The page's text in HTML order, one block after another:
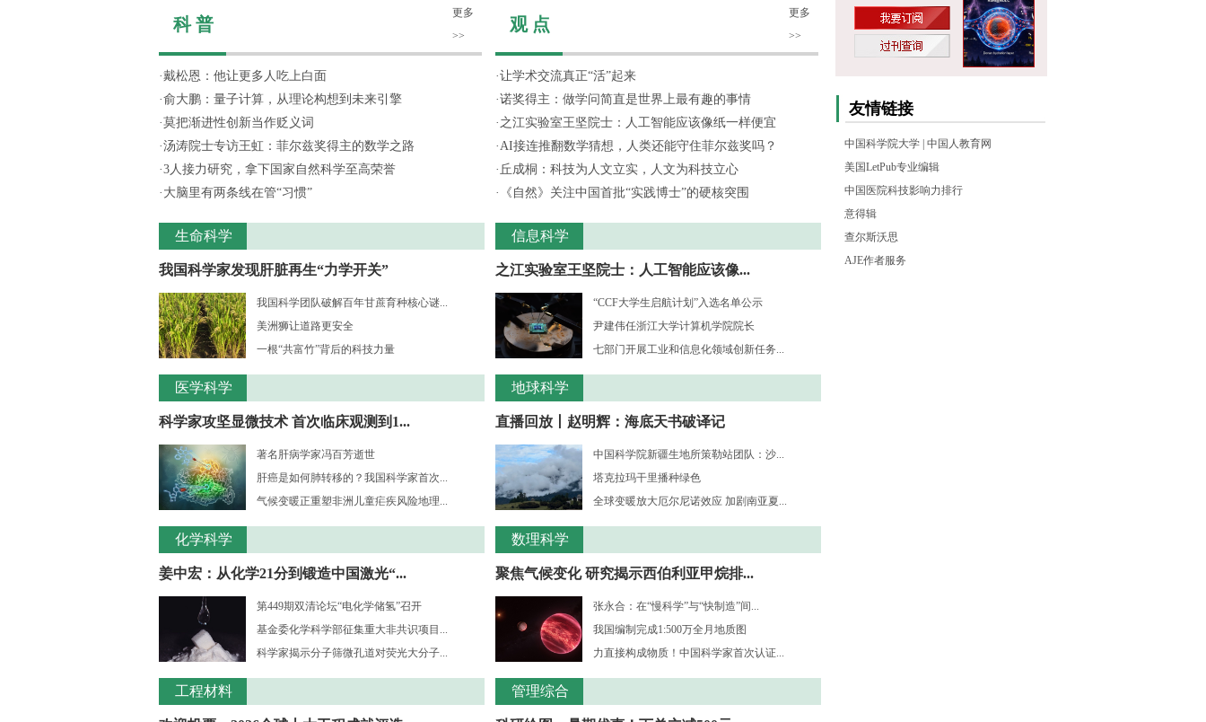
科 普
更多
>>
·戴松恩：他让更多人吃上白面
·俞大鹏：量子计算，从理论构想到未来引擎
·莫把渐进性创新当作贬义词
·汤涛院士专访王虹：菲尔兹奖得主的数学之路
·3人接力研究，拿下国家自然科学至高荣誉
· 大脑里有两条线在管“习惯”
生命科学
我国科学家发现肝脏再生“力学开关”
我国科学团队破解百年甘蔗育种核心谜...
美洲狮让道路更安全
一根“共富竹”背后的科技力量
医学科学
科学家攻坚显微技术 首次临床观测到1...
著名肝病学家冯百芳逝世
肝癌是如何肺转移的？我国科学家首次...
气候变暖正重塑非洲儿童疟疾风险地理...
化学科学
姜中宏：从化学21分到锻造中国激光“...
第449期双清论坛“电化学储氢”召开
基金委化学科学部征集重大非共识项目...
科学家揭示分子筛微孔道对荧光大分子...
工程材料
观 点
更多
>>
·让学术交流真正“活”起来
·诺奖得主：做学问简直是世界上最有趣的事情
· 之江实验室王坚院士：人工智能应该像纸一样便宜
·AI接连推翻数学猜想，人类还能守住菲尔兹奖吗？
· 丘成桐：科技为人文立实，人文为科技立心
·
《自然》关注中国首批“实践博士”的硬核突围
信息科学
之江实验室王坚院士：人工智能应该像...
“CCF大学生启航计划”入选名单公示
尹建伟任浙江大学计算机学院院长
七部门开展工业和信息化领域创新任务...
地球科学
直播回放丨赵明辉：海底天书破译记
中国科学院新疆生地所策勒站团队：沙...
塔克拉玛干里播种绿色
全球变暖放大厄尔尼诺效应 加剧南亚夏...
数理科学
聚焦气候变化 研究揭示西伯利亚甲烷排...
张永合：在“慢科学”与“快制造”间...
我国编制完成1:500万全月地质图
力直接构成物质！中国科学家首次认证...
管理综合
友情链接
中国科学院大学 中国人教育网
美国LetPub专业编辑
中国医院科技影响力排行
意得辑
查尔斯沃思
AJE作者服务